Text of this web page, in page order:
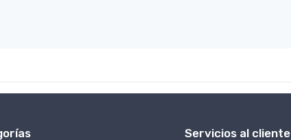
Servicios al cliente